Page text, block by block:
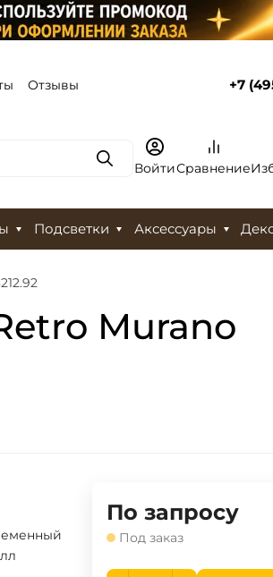
Отзывы +7
ПоискВойтиСравнение
Подсветки Аксессуары
Murano
По запросу
Под заказ